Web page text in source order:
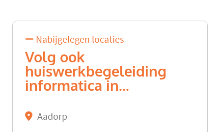
Nabijgelegen locaties
Volg ook
huiswerkbegeleiding
informatica in...
Aadorp